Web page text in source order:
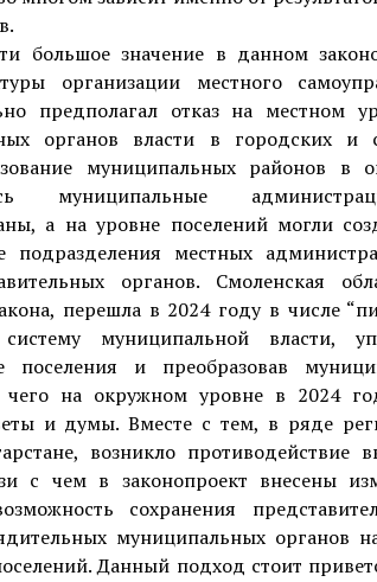
большое значение в данном
организации местного
предполагал отказ на местном
органов власти в городских и
муниципальных районов в
муниципальные
а на уровне поселений могли
подразделения местных
органов. Смоленская
перешла в 2024 году в числе
муниципальной власти,
поселения и преобразовав
на окружном уровне в 2024
и думы. Вместе с тем, в ряде
возникло противодействие
с чем в законопроект внесены
сохранения
муниципальных органов
Данный подход стоит